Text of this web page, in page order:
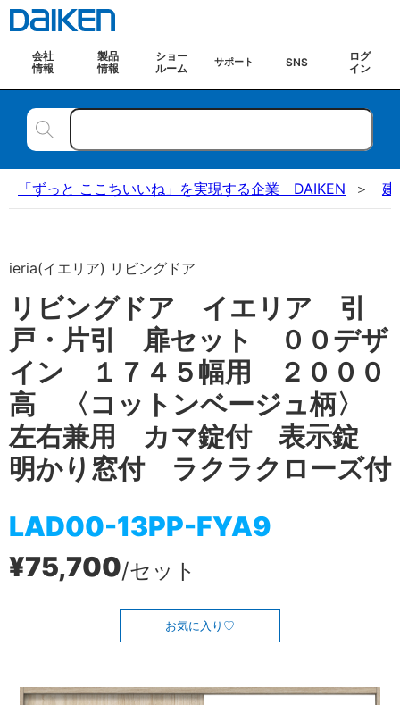
会社
情報
製品
情報
ショー
ルーム
サポート SNS
ログ
イン
「ずっと ここちいいね」を実現する企業 DAIKEN 建
ieria(イエリア) リビングドア
リビングドア イエリア 引
戸・片引 扉セット ００デザ
イン １７４５幅用 ２０００
高 〈コットンベージュ柄〉
左右兼用 カマ錠付 表示錠
明かり窓付 ラクラクローズ付
LAD00-13PP-FYA9
¥75,700/セット
お気に入り